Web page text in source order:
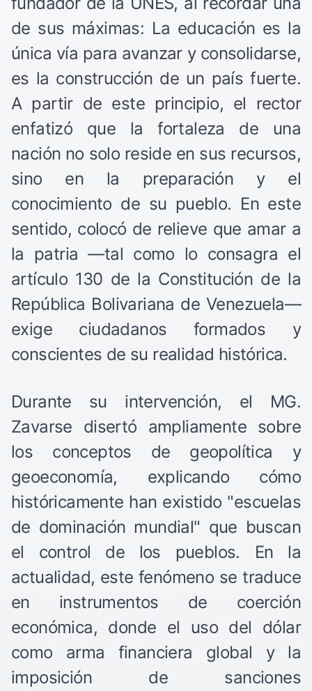
de sus máximas: La educación es la
única vía para avanzar y consolidarse,
es la construcción de un país fuerte.
A partir de este principio, el rector
enfatizó que la fortaleza de una
nación no solo reside en sus recursos,
sino en la preparación y el
conocimiento de su pueblo. En este
sentido, colocó de relieve que amar a
la patria —tal como lo consagra el
artículo 130 de la Constitución de la
República Bolivariana de Venezuela—
exige ciudadanos formados y
conscientes de su realidad histórica.
Durante su intervención, el MG.
Zavarse disertó ampliamente sobre
los conceptos de geopolítica y
geoeconomía, explicando cómo
históricamente han existido "escuelas
de dominación mundial" que buscan
el control de los pueblos. En la
actualidad, este fenómeno se traduce
en instrumentos de coerción
económica, donde el uso del dólar
como arma financiera global y la
imposición de sanciones